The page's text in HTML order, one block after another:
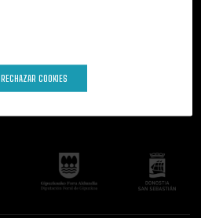
RECHAZAR COOKIES